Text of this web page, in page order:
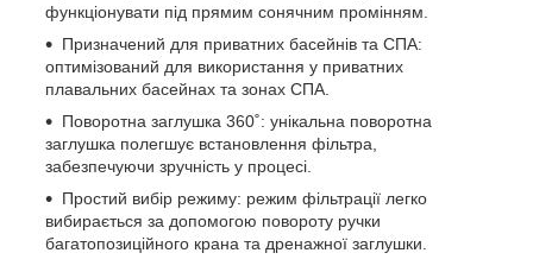
функціонувати під прямим сонячним промінням.
Призначений для приватних басейнів та СПА:
оптимізований для використання у приватних
плавальних басейнах та зонах СПА.
Поворотна заглушка 360˚: унікальна поворотна
заглушка полегшує встановлення фільтра,
забезпечуючи зручність у процесі.
Простий вибір режиму: режим фільтрації легко
вибирається за допомогою повороту ручки
багатопозиційного крана та дренажної заглушки.